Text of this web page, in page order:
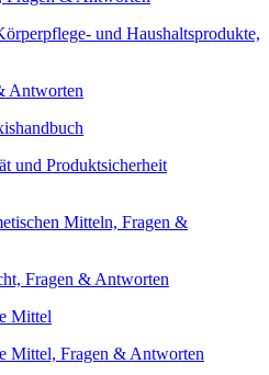
und Haushaltsprodukte,
Antworten
und Produktsicherheit
Mitteln, Fragen &
Fragen & Antworten
Mittel
Mittel, Fragen & Antworten